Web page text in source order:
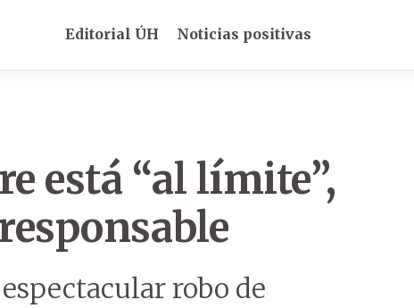
Editorial ÚH Noticias positivas
está “al límite”,
robo de